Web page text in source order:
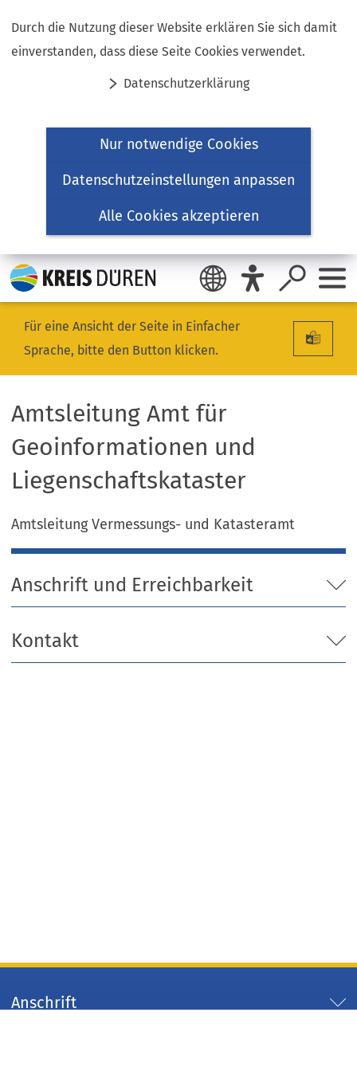
Durch die Nutzung dieser Website erklären Sie sich damit
einverstanden, dass diese Seite Cookies verwendet.
Datenschutzerklärung
Nur notwendige Cookies
Datenschutzeinstellungen anpassen
Alle Cookies akzeptieren
Inhalt anspringen
Für eine Ansicht der Seite in Einfacher
Sprache, bitte den Button klicken.
Amtsleitung Amt für
Geoinformationen und
Liegenschaftskataster
Amtsleitung Vermessungs- und Katasteramt
Anschrift und Erreichbarkeit
Kontakt
Anschrift